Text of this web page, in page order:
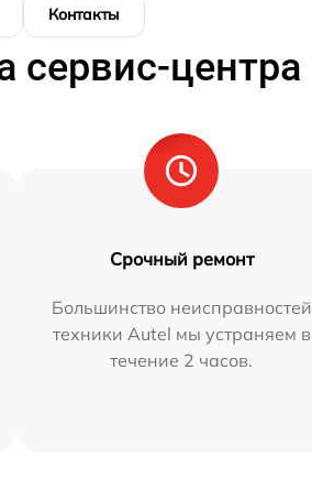
Контакты
сервис-центра
Срочный ремонт
Большинство неисправностей
техники Autel мы устраняем в
течение 2 часов.